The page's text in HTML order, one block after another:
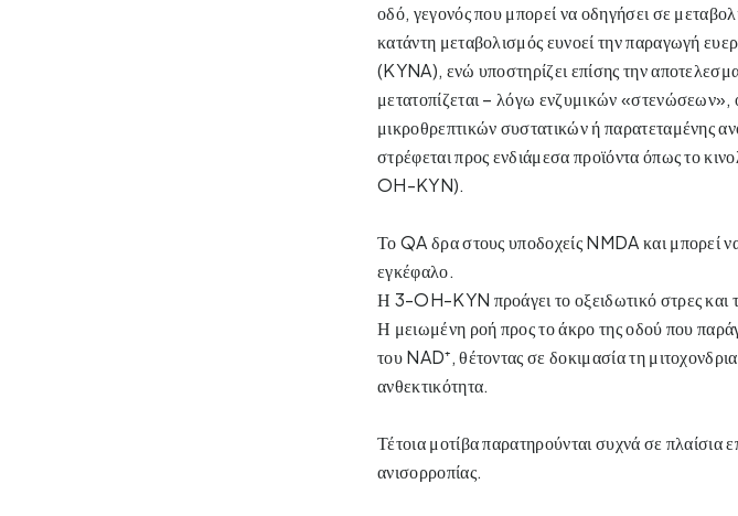
οδό, γεγονός που μπορεί να οδηγήσει σε
κατάντη μεταβολισμός ευνοεί την παραγωγή
(KYNA), ενώ υποστηρίζει επίσης την
μετατοπίζεται – λόγω ενζυμικών
μικροθρεπτικών συστατικών ή παρατεταμένης
στρέφεται προς ενδιάμεσα προϊόντα όπως το
OH-KYN).
Το QA δρα στους υποδοχείς NMDA και μπορεί
εγκέφαλο.
Η 3-OH-KYN προάγει το οξειδωτικό στρες και
Η μειωμένη ροή προς το άκρο της οδού που
του NAD⁺, θέτοντας σε δοκιμασία τη
ανθεκτικότητα.
Τέτοια μοτίβα παρατηρούνται συχνά σε πλαίσια
ανισορροπίας.